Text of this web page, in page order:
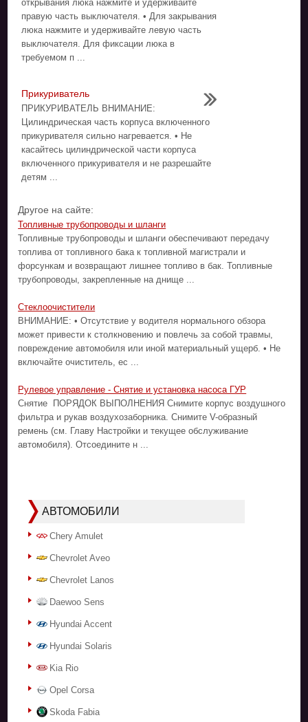
открывания люка нажмите и удерживайте
правую часть выключателя. • Для закрывания
люка нажмите и удерживайте левую часть
выключателя. Для фиксации люка в
требуемом п ...
Прикуриватель
ПРИКУРИВАТЕЛЬ ВНИМАНИЕ:
Цилиндрическая часть корпуса включенного
прикуривателя сильно нагревается. • Не
касайтесь цилиндрической части корпуса
включенного прикуривателя и не разрешайте
детям ...
Другое на сайте:
Топливные трубопроводы и шланги
Топливные трубопроводы и шланги обеспечивают передачу
топлива от топливного бака к топливной магистрали и
форсункам и возвращают лишнее топливо в бак. Топливные
трубопроводы, закрепленные на днище ...
Стеклоочистители
ВНИМАНИЕ: • Отсутствие у водителя нормального обзора
может привести к столкновению и повлечь за собой травмы,
повреждение автомобиля или иной материальный ущерб. • Не
включайте очиститель, ес ...
Рулевое управление - Снятие и установка насоса ГУР
Снятие ПОРЯДОК ВЫПОЛНЕНИЯ Снимите корпус воздушного
фильтра и рукав воздухозаборника. Снимите V-образный
ремень (см. Главу Настройки и текущее обслуживание
автомобиля). Отсоедините н ...
АВТОМОБИЛИ
Chery Amulet
Chevrolet Aveo
Chevrolet Lanos
Daewoo Sens
Hyundai Accent
Hyundai Solaris
Kia Rio
Opel Corsa
Skoda Fabia